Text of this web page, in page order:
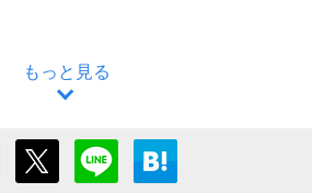
もっと見る